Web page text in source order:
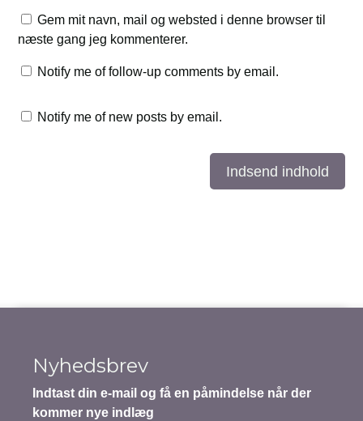
Gem mit navn, mail og websted i denne browser til
næste gang jeg kommenterer.
Notify me of follow-up comments by email.
Notify me of new posts by email.
Indsend indhold
Nyhedsbrev
Indtast din e-mail og få en påmindelse når der
kommer nye indlæg